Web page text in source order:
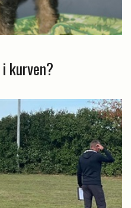
kurven?